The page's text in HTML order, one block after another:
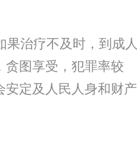
治疗不及时，到成人
贪图享受，犯罪率较
安定及人民人身和财产